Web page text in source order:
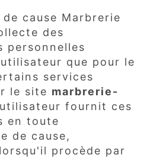
cause Marbrerie
des
personnelles
que pour le
services
le site marbrerie-
fournit ces
en toute
de cause,
procède par